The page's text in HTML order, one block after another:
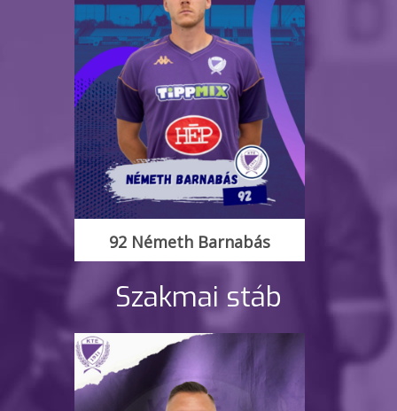
92 Németh Barnabás
Szakmai stáb